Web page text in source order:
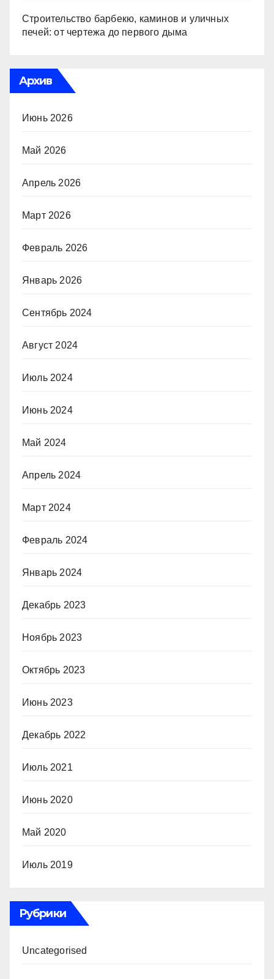
Строительство барбекю, каминов и уличных
печей: от чертежа до первого дыма
Архив
Июнь 2026
Май 2026
Апрель 2026
Март 2026
Февраль 2026
Январь 2026
Сентябрь 2024
Август 2024
Июль 2024
Июнь 2024
Май 2024
Апрель 2024
Март 2024
Февраль 2024
Январь 2024
Декабрь 2023
Ноябрь 2023
Октябрь 2023
Июнь 2023
Декабрь 2022
Июль 2021
Июнь 2020
Май 2020
Июль 2019
Рубрики
Uncategorised